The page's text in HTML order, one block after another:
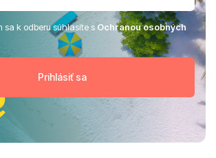
sa k odberu súhlasíte sOchranou osobných